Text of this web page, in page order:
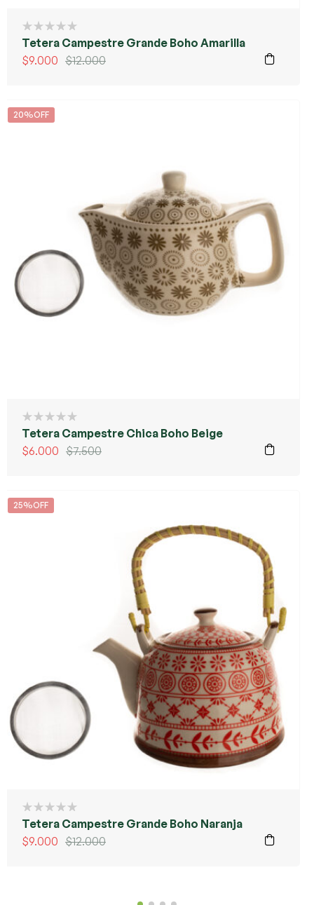
Tetera Campestre Grande Boho Amarilla
$12.000
$9.000
20%OFF
Tetera Campestre Chica Boho Beige
$7.500
$6.000
25%OFF
Tetera Campestre Grande Boho Naranja
$12.000
$9.000